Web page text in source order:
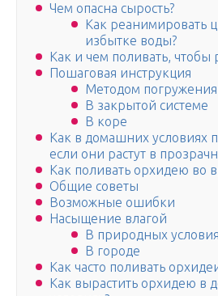
Чем опасна сырость?
Как реанимировать
избытке воды?
Как и чем поливать, чтобы
Пошаговая инструкция
Методом погружения
В закрытой системе
В коре
Как в домашних условиях
если они растут в
Как поливать орхидею во
Общие советы
Возможные ошибки
Насыщение влагой
В природных
В городе
Как часто поливать
Как вырастить орхидею в